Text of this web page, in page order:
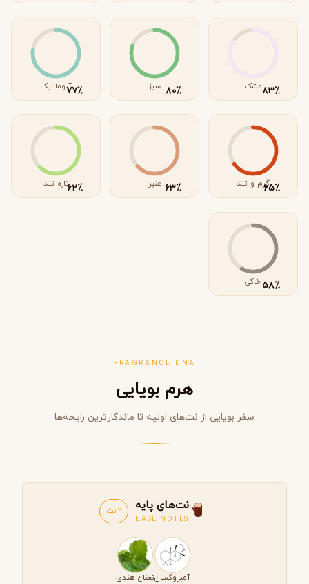
٪83مشک ٪80 سبز ٪77آروماتیک
٪65گرم و تند ٪63 عنبر ٪62تازه تند
٪58خاکی
FRAGRANCE DNA
هرم بویایی
سفر بویایی از نت‌های اولیه تا ماندگارترین رایحه‌ها
نت‌های پایه
BASE NOTES
2 نت
آمبروکساننعناع هندی